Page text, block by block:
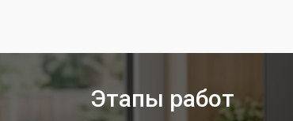
Замена ТЭН кухонной
Этапы работ